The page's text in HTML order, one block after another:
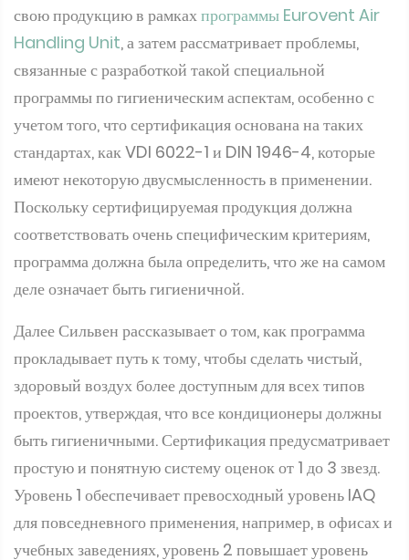
свою продукцию в рамкахпрограммы Eurovent Air
Handling Unit, а затем рассматривает проблемы,
связанные с разработкой такой специальной
программы по гигиеническим аспектам, особенно с
учетом того, что сертификация основана на таких
стандартах, как VDI 6022-1 и DIN 1946-4, которые
имеют некоторую двусмысленность в применении.
Поскольку сертифицируемая продукция должна
соответствовать очень специфическим критериям,
программа должна была определить, что же на самом
деле означает быть гигиеничной.
Далее Сильвен рассказывает о том, как программа
прокладывает путь к тому, чтобы сделать чистый,
здоровый воздух более доступным для всех типов
проектов, утверждая, что все кондиционеры должны
быть гигиеничными. Сертификация предусматривает
простую и понятную систему оценок от 1 до 3 звезд.
Уровень 1 обеспечивает превосходный уровень IAQ
для повседневного применения, например, в офисах и
учебных заведениях, уровень 2 повышает уровень